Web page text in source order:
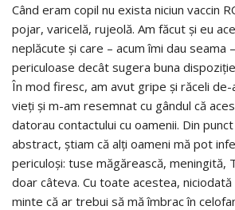
Când eram copil nu exista niciun vaccin
pojar, varicelă, rujeolă. Am făcut și eu
neplăcute și care – acum îmi dau seama
periculoase decât sugera buna
În mod firesc, am avut gripe și răceli
vieți și m-am resemnat cu gândul că
datorau contactului cu oamenii. Din
abstract, știam că alți oameni mă pot
periculoși: tuse măgărească, meningită,
doar câteva. Cu toate acestea,
minte că ar trebui să mă îmbrac în